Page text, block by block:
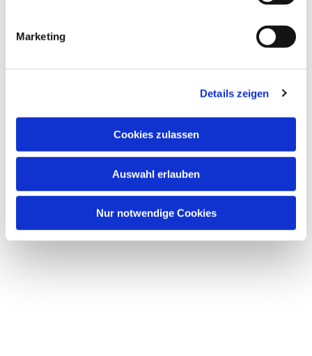
Marketing
Details zeigen
Cookies zulassen
Auswahl erlauben
Nur notwendige Cookies
Dies könnte Sie auch interessieren